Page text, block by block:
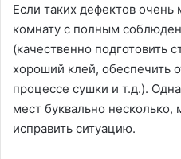
Если таких дефектов
комнату с полным
(качественно подготовить
хороший клей, обеспечить
процессе сушки и т.д.).
мест буквально
исправить ситуацию.